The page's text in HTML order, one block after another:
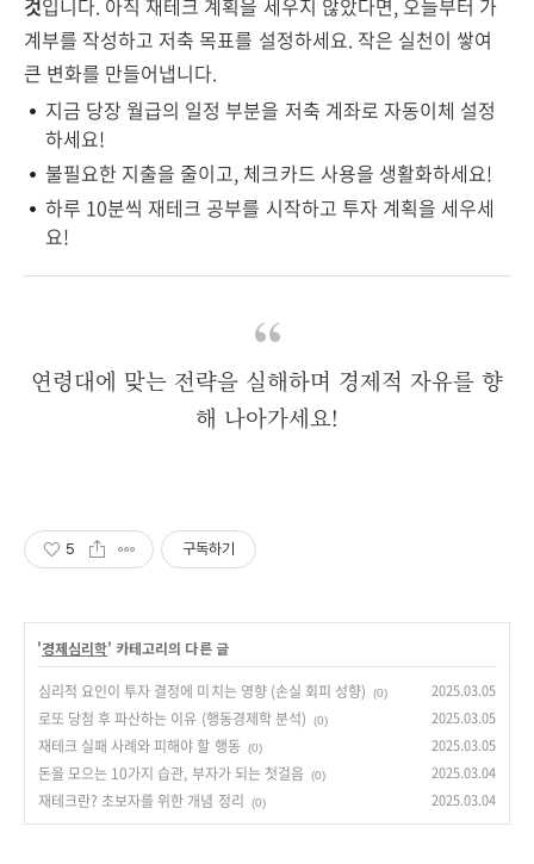
것입니다. 아직 재테크 계획을 세우지 않았다면, 오늘부터 가
계부를 작성하고 저축 목표를 설정하세요. 작은 실천이 쌓여
큰 변화를 만들어냅니다.
지금 당장 월급의 일정 부분을 저축 계좌로 자동이체 설정
하세요!
불필요한 지출을 줄이고, 체크카드 사용을 생활화하세요!
하루 10분씩 재테크 공부를 시작하고 투자 계획을 세우세
요!
연령대에 맞는 전략을 실해하며 경제적 자유를 향
해 나아가세요!
5 구독하기
'경제심리학' 카테고리의 다른 글
심리적 요인이 투자 결정에 미치는 영향 (손실 회피 성향) (0) 2025.03.05
로또 당첨 후 파산하는 이유 (행동경제학 분석) (0) 2025.03.05
재테크 실패 사례와 피해야 할 행동 (0) 2025.03.05
돈을 모으는 10가지 습관, 부자가 되는 첫걸음 (0) 2025.03.04
재테크란? 초보자를 위한 개념 정리 (0) 2025.03.04